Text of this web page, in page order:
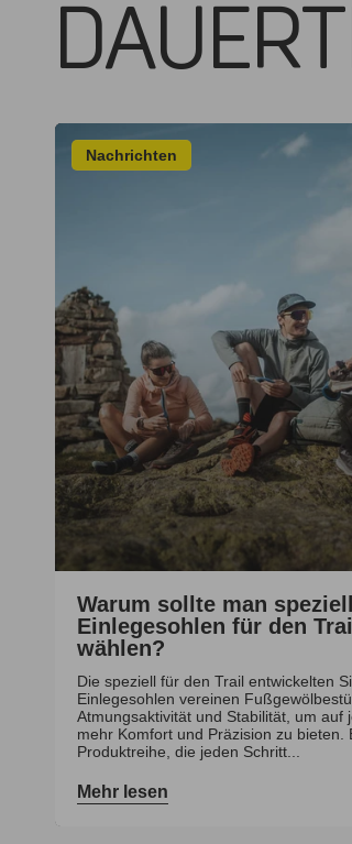
Nachrichten
Warum sollte man
Einlegesohlen für den
wählen?
Die speziell für den Trail entwickelten
Einlegesohlen vereinen
Atmungsaktivität und Stabilität, um auf
mehr Komfort und Präzision zu bieten.
Produktreihe, die jeden Schritt...
Mehr lesen